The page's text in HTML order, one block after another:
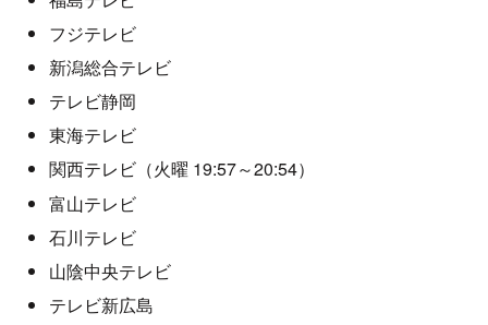
フジテレビ
新潟総合テレビ
テレビ静岡
東海テレビ
関西テレビ（火曜 19:57～20:54）
富山テレビ
石川テレビ
山陰中央テレビ
テレビ新広島